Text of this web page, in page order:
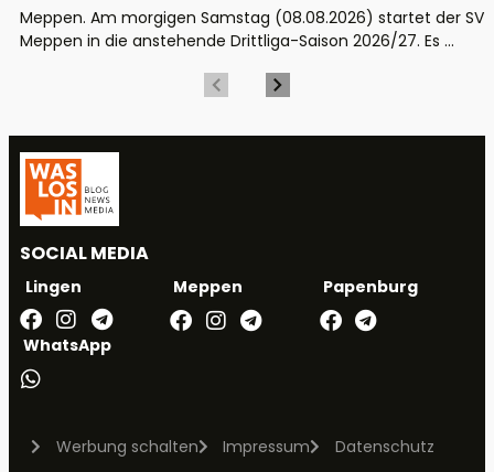
Meppen. Am morgigen Samstag (08.08.2026) startet der SV
Meppen in die anstehende Drittliga-Saison 2026/27. Es ...
SOCIAL MEDIA
Lingen Meppen Papenburg
WhatsApp
Werbung schalten Impressum
Datenschutz